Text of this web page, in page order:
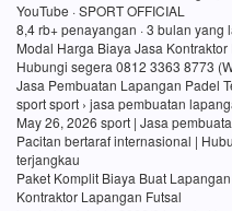
YouTube · SPORT OFFICIAL
8,4 rb+ penayangan · 3 bulan yang
Modal Harga Biaya Jasa
Hubungi segera 0812 3363 8773
Jasa Pembuatan Lapangan Padel
sport sport › jasa pembuatan
May 26, 2026 sport | Jasa
Pacitan bertaraf internasional |
terjangkau
Paket Komplit Biaya Buat
Kontraktor Lapangan Futsal